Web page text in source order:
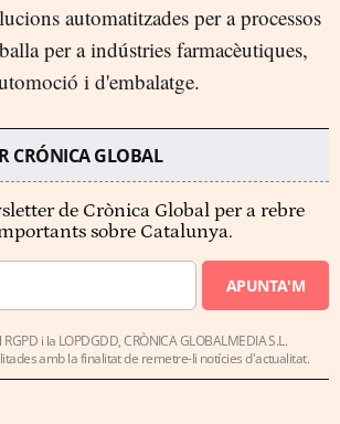
automatitzades per a processos
per a indústries farmacèutiques,
i d'embalatge.
CRÓNICA GLOBAL
de Crònica Global per a rebre
sobre Catalunya.
APUNTA'M
i la LOPDGDD, CRÒNICA GLOBALMEDIA S.L.
amb la finalitat de remetre-li notícies d'actualitat.